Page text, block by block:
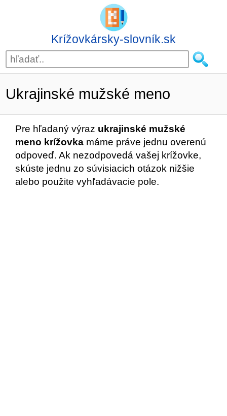
Krížovkársky-slovník.sk
Ukrajinské mužské meno
Pre hľadaný výraz ukrajinské mužské
meno krížovka máme práve jednu overenú
odpoveď. Ak nezodpovedá vašej krížovke,
skúste jednu zo súvisiacich otázok nižšie
alebo použite vyhľadávacie pole.